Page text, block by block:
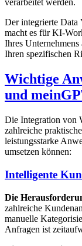
verarbeitet werden.
Der integrierte Data
macht es für KI-
Ihres
Ihren spezifischen
Wichtige
und
Die Integration von
zahlreiche
leistungsstarke
umsetzen können:
Intelligente
Die
zahlreiche
manuelle
Anfragen ist